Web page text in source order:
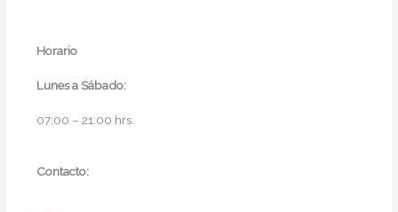
Horario
Lunes a Sábado:
07:00 – 21:00 hrs.
Contacto: